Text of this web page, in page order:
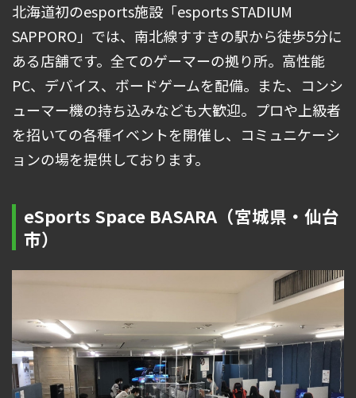
北海道初のesports施設「esports STADIUM
SAPPORO」では、南北線すすきの駅から徒歩5分に
ある店舗です。全てのゲーマーの拠り所。高性能
PC、デバイス、ボードゲームを配備。また、コンシ
ューマー機の持ち込みなども大歓迎。プロや上級者
を招いての各種イベントを開催し、コミュニケーシ
ョンの場を提供しております。
eSports Space BASARA（宮城県・仙台
市）